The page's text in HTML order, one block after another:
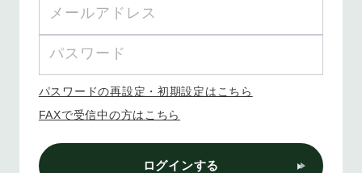
パスワードの再設定・初期設定はこちら
FAXで受信中の方はこちら
ログインする